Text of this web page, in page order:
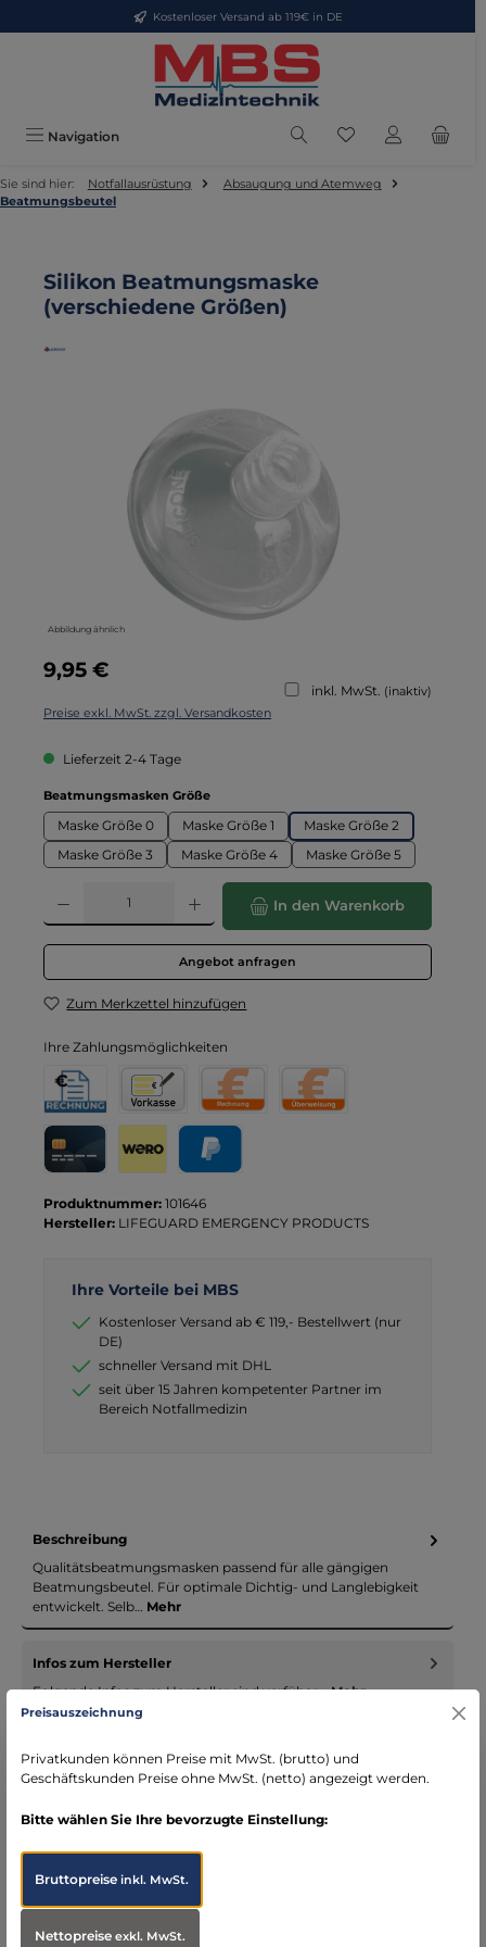
Zum Hauptinhalt springenKostenloser Versand ab 119€ in DE
Navigation Du hast 0
Sie sind hier: Notfallausrüstung
Absaugung und Atemweg
Beatmungsbeutel
Silikon Beatmungsmaske
(verschiedene Größen)
Abbildung ähnlich
Regulärer Preis:
9,95 €
inkl. MwSt. (inaktiv)
Preise exkl. MwSt. zzgl. Versandkosten
Lieferzeit 2-4 Tage
Beatmungsmasken Größeauswählen
Maske Größe 0 Maske Größe 1
Maske Größe 2
Maske Größe 3
Maske Größe 4 Maske Größe 5
Produkt Anzahl: Gib den gewünschten Wert ein oder benutze die
In den Warenkorb
Angebot anfragen
Zum Merkzettel hinzufügen
Ihre Zahlungsmöglichkeiten
Produktnummer: 101646
Hersteller: LIFEGUARD EMERGENCY PRODUCTS
Ihre Vorteile bei MBS
Kostenloser Versand ab € 119,- Bestellwert (nur
DE)
schneller Versand mit DHL
seit über 15 Jahren kompetenter Partner im
Bereich Notfallmedizin
Beschreibung
Qualitätsbeatmungsmasken passend für alle gängigen
Beatmungsbeutel. Für optimale Dichtig- und Langlebigkeit
entwickelt. Selb… Mehr
Infos zum Hersteller
Folgende Infos zum Hersteller sind verfübar...Mehr
Produktgalerie überspringen
Accessory Items
Preisauszeichnung
Privatkunden können Preise mit MwSt. (brutto) und
Geschäftskunden Preise ohne MwSt. (netto) angezeigt werden.
Bitte wählen Sie Ihre bevorzugte Einstellung:
Bruttopreiseinkl. MwSt.
Nettopreiseexkl. MwSt.